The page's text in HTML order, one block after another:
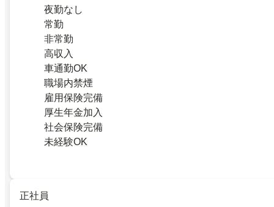
夜勤なし
常勤
非常勤
高収入
車通勤OK
職場内禁煙
雇用保険完備
厚生年金加入
社会保険完備
未経験OK
正社員